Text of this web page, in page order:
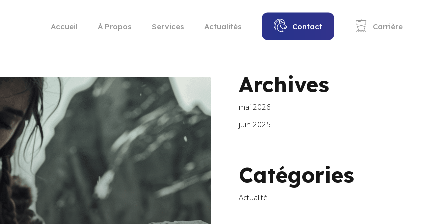
Accueil À Propos Services Actualités Contact Carrière
Archives
mai 2026
juin 2025
Catégories
Actualité